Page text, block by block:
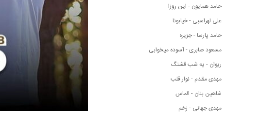
حامد همایون - این روزا
علی لهراسبی - خیابونا
حامد پارسا - جزیره
مسعود صابری - آسوده میخوابی
ریوان - یه شب قشنگ
مهدی مقدم - نوار قلب
شاهین بنان - الماس
مهدی جهانی - زخم